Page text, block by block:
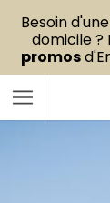
Besoin d'une
domicile ?
promos